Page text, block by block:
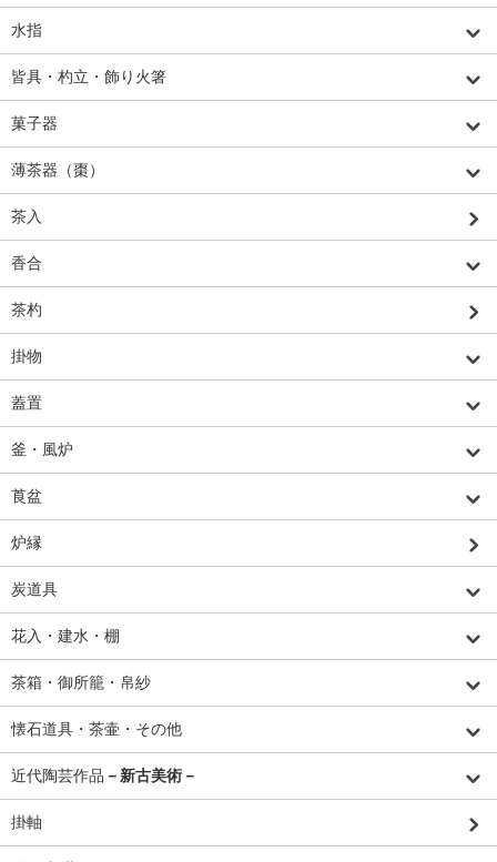
水指
皆具・杓立・飾り火箸
菓子器
薄茶器（棗）
茶入
香合
茶杓
掛物
蓋置
釜・風炉
莨盆
炉縁
炭道具
花入・建水・棚
茶箱・御所籠・帛紗
懐石道具・茶壷・その他
近代陶芸作品 －新古美術－
掛軸